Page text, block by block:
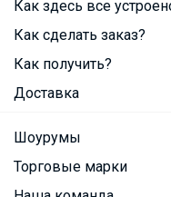
Как здесь все
Как сделать заказ?
Как получить?
Доставка
Шоурумы
Торговые марки